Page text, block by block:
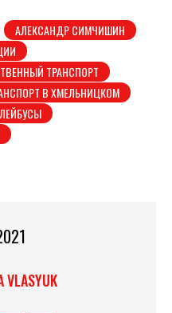
АЛЕКСАНДР СИМЧИШИН
ТРАНСПОРТ
В ХМЕЛЬНИЦКОМ
VLASYUK